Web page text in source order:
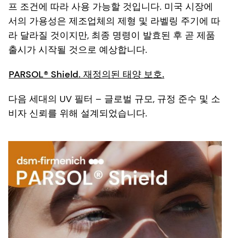
프 조건에 따라 사용 가능할 것입니다. 미국 시장에
서의 가용성은 제조업체의 제형 및 라벨링 주기에 따
라 달라질 것이지만, 최종 명령이 발효된 후 곧 제품
출시가 시작될 것으로 예상합니다.
PARSOL® Shield. 재정의된 태양 보호.
다음 세대의 UV 필터 – 글로벌 규모, 규정 준수 및 소
비자 신뢰를 위해 설계되었습니다.